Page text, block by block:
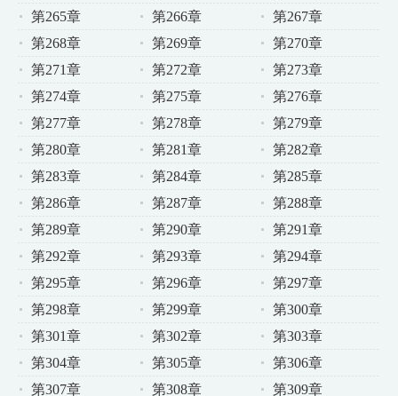
第265章
第266章
第267章
第268章
第269章
第270章
第271章
第272章
第273章
第274章
第275章
第276章
第277章
第278章
第279章
第280章
第281章
第282章
第283章
第284章
第285章
第286章
第287章
第288章
第289章
第290章
第291章
第292章
第293章
第294章
第295章
第296章
第297章
第298章
第299章
第300章
第301章
第302章
第303章
第304章
第305章
第306章
第307章
第308章
第309章